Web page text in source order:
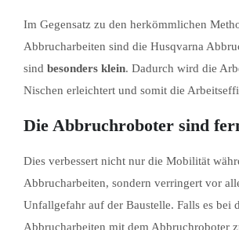
Im Gegensatz zu den herkömmlichen
Abbrucharbeiten sind die Husqvarna
sind besonders klein. Dadurch wird die
Nischen erleichtert und somit die
Die Abbruchroboter sind
Dies verbessert nicht nur die Mobilität
Abbrucharbeiten, sondern verringert vor
Unfallgefahr auf der Baustelle. Falls es bei
Abbrucharbeiten mit dem Abbruchroboter